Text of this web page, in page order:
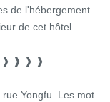
de l'hébergement.
de cet hôtel.
❱ ❱ ❱ ❱
Yongfu. Les mot